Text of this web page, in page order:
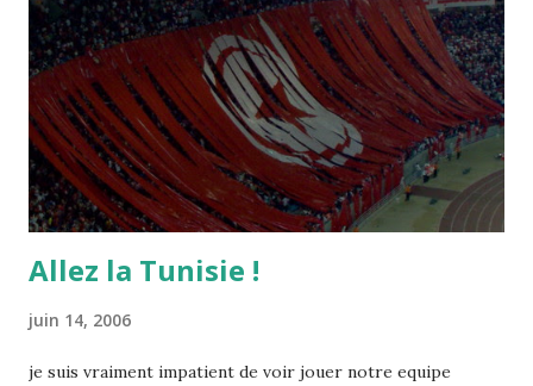
Allez la Tunisie !
juin 14, 2006
je suis vraiment impatient de voir jouer notre equipe